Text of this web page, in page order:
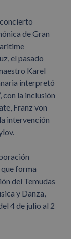
de Gran
el pasado
Karel
interpretó
con la inclusión
Franz von
intervención
forma
del Temudas
y Danza,
4 de julio al 2